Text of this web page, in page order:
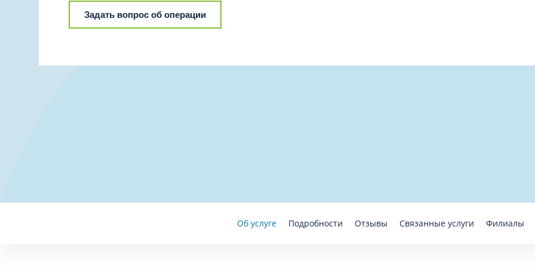
Задать вопрос об операции
Об услуге Подробности Отзывы Связанные услуги Филиалы